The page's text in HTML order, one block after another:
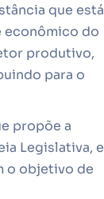
que está
econômico do
produtivo,
para o
propõe a
Legislativa, e
o objetivo de